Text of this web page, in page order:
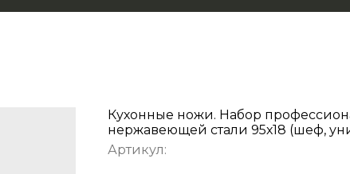
Кухонные ножи. Набор
нержавеющей стали 95х18 (шеф,
Артикул: